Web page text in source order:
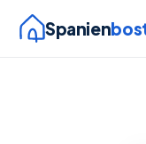
Spanien